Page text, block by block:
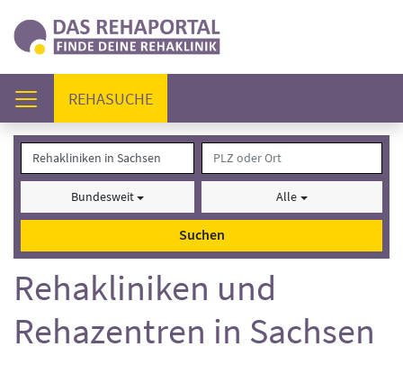
REHASUCHE(AKTUELL)
Bundesweit Alle
Suchen
Rehakliniken und
Rehazentren in Sachsen